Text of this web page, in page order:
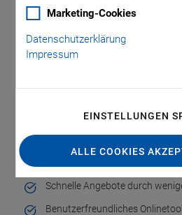
Marketing-Cookies
Datenschutzerklärung
Impressum
EINSTELLUNGEN
ALLE COOKIES
zeitnahen Projektstart.
Ihre Vorteile auf
Schnelle Angebote durch
Benutzerfreundliches